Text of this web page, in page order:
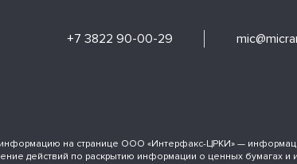
+7 3822 90-00-29
на странице ООО «Интерфакс-ЦРКИ» —
действий по раскрытию информации о ценных бумагах и